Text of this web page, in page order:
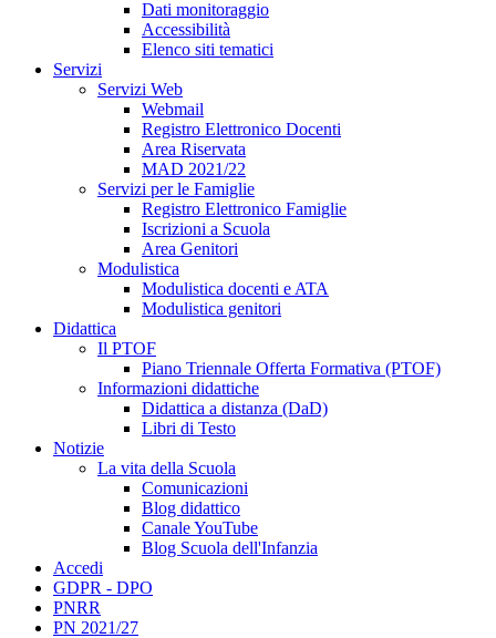
Dati monitoraggio
Accessibilità
Elenco siti tematici
Servizi
Servizi Web
Webmail
Registro Elettronico Docenti
Area Riservata
MAD 2021/22
Servizi per le Famiglie
Registro Elettronico Famiglie
Iscrizioni a Scuola
Area Genitori
Modulistica
Modulistica docenti e ATA
Modulistica genitori
Didattica
Il PTOF
Piano Triennale Offerta Formativa (PTOF)
Informazioni didattiche
Didattica a distanza (DaD)
Libri di Testo
Notizie
La vita della Scuola
Comunicazioni
Blog didattico
Canale YouTube
Blog Scuola dell'Infanzia
Accedi
GDPR - DPO
PNRR
PN 2021/27